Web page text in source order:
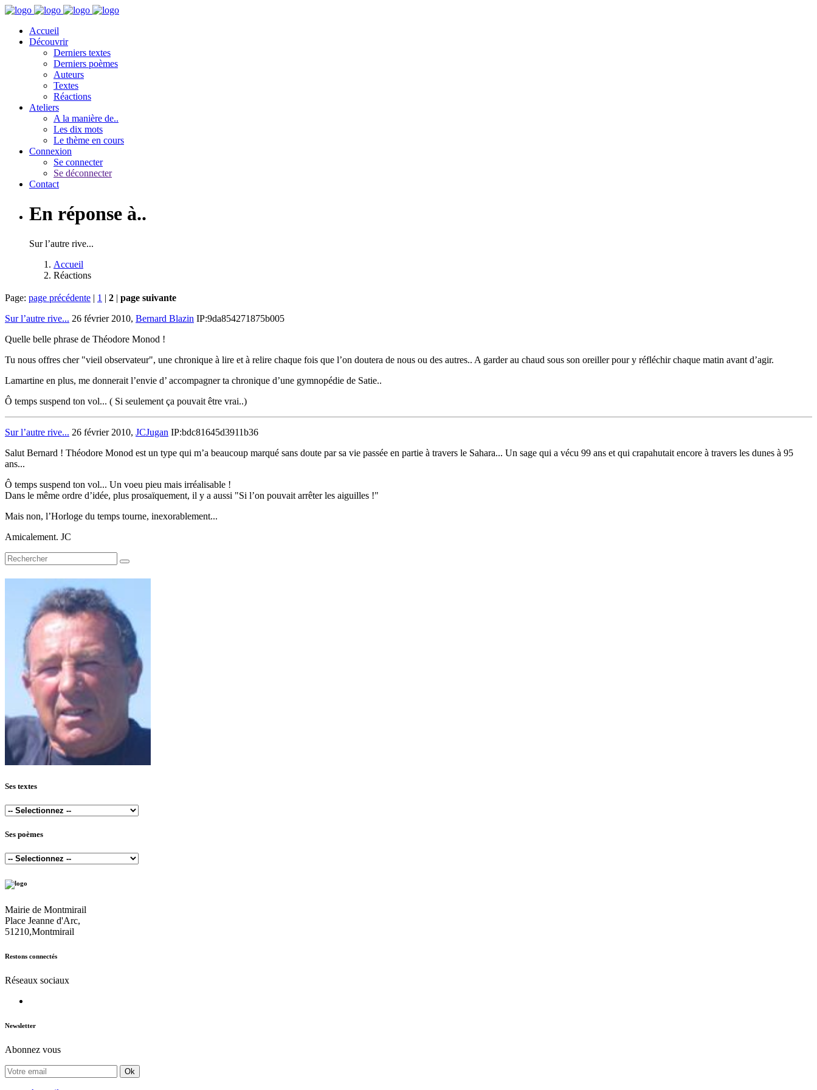
Accueil
Découvrir
Derniers textes
Derniers poèmes
Auteurs
Textes
Réactions
Ateliers
A la manière de..
Les dix mots
Le thème en cours
Connexion
Se connecter
Se déconnecter
Contact
En réponse à..
Sur l’autre rive...
Accueil
Réactions
Page: page précédente | 1 | 2 | page suivante
Sur l’autre rive... 26 février 2010, Bernard Blazin IP:9da854271875b005
Quelle belle phrase de Théodore Monod !
Tu nous offres cher "vieil observateur", une chronique à lire et à relire chaque fois que l’on doutera de nous ou des autres.. A garder au chaud sous son oreiller pour y réfléchir chaque matin avant d’agir.
Lamartine en plus, me donnerait l’envie d’ accompagner ta chronique d’une gymnopédie de Satie..
Ô temps suspend ton vol... ( Si seulement ça pouvait être vrai..)
Sur l’autre rive... 26 février 2010, JCJugan IP:bdc81645d3911b36
Salut Bernard ! Théodore Monod est un type qui m’a beaucoup marqué sans doute par sa vie passée en partie à travers le Sahara... Un sage qui a vécu 99 ans et qui crapahutait encore à travers les dunes à 95
ans...
Ô temps suspend ton vol... Un voeu pieu mais irréalisable !
Dans le même ordre d’idée, plus prosaïquement, il y a aussi "Si l’on pouvait arrêter les aiguilles !"
Mais non, l’Horloge du temps tourne, inexorablement...
Amicalement. JC
Ses textes
Ses poèmes
Mairie de Montmirail
Place Jeanne d'Arc,
51210,Montmirail
Restons connectés
Réseaux sociaux
Newsletter
Abonnez vous
Ok